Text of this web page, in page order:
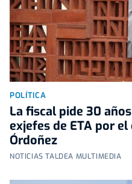
POLÍTICA
La fiscal pide 30
exjefes de ETA por
Órdoñez
NOTICIAS TALDEA MULTIMEDIA